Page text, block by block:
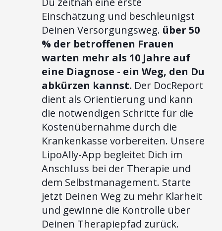
Einschätzung und beschleunigst
Deinen Versorgungsweg. über 50
% der betroffenen Frauen
warten mehr als 10 Jahre auf
eine Diagnose - ein Weg, den Du
abkürzen kannst. Der DocReport
dient als Orientierung und kann
die notwendigen Schritte für die
Kostenübernahme durch die
Krankenkasse vorbereiten. Unsere
LipoAlly-App begleitet Dich im
Anschluss bei der Therapie und
dem Selbstmanagement. Starte
jetzt Deinen Weg zu mehr Klarheit
und gewinne die Kontrolle über
Deinen Therapiepfad zurück.